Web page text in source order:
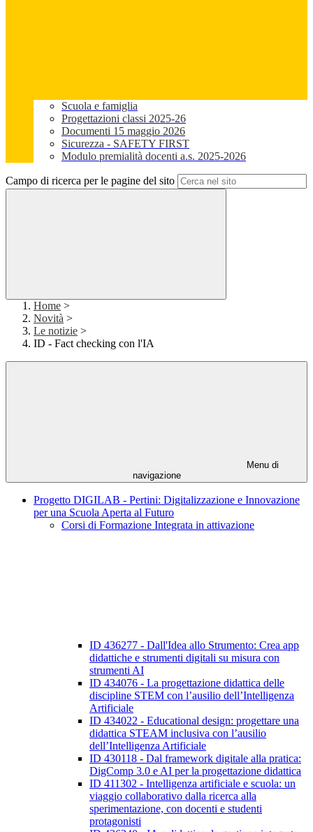
Scuola e famiglia
Progettazioni classi 2025-26
Documenti 15 maggio 2026
Sicurezza - SAFETY FIRST
Modulo premialità docenti a.s. 2025-2026
Campo di ricerca per le pagine del sito
Home >
Novità >
Le notizie >
ID - Fact checking con l'IA
Menu di
navigazione
Progetto DIGILAB - Pertini: Digitalizzazione e Innovazione
per una Scuola Aperta al Futuro
Corsi di Formazione Integrata in attivazione
ID 436277 - Dall'Idea allo Strumento: Crea app
didattiche e strumenti digitali su misura con
strumenti AI
ID 434076 - La progettazione didattica delle
discipline STEM con l’ausilio dell’Intelligenza
Artificiale
ID 434022 - Educational design: progettare una
didattica STEAM inclusiva con l’ausilio
dell’Intelligenza Artificiale
ID 430118 - Dal framework digitale alla pratica:
DigComp 3.0 e AI per la progettazione didattica
ID 411302 - Intelligenza artificiale e scuola: un
viaggio collaborativo dalla ricerca alla
sperimentazione, con docenti e studenti
protagonisti